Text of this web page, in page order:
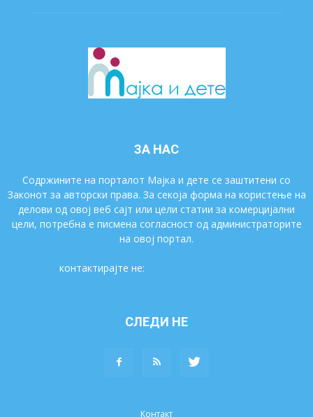
ЗА НАС
Содржините на порталот Мајка и дете се заштитени со
Законот за авторски права. За секоја форма на користење на
делови од овој веб сајт или цели статии за комерцијални
цели, потребна е писмена согласност од администраторите
на овој портал.
контактирајте не:
СЛЕДИ НЕ
Контакт